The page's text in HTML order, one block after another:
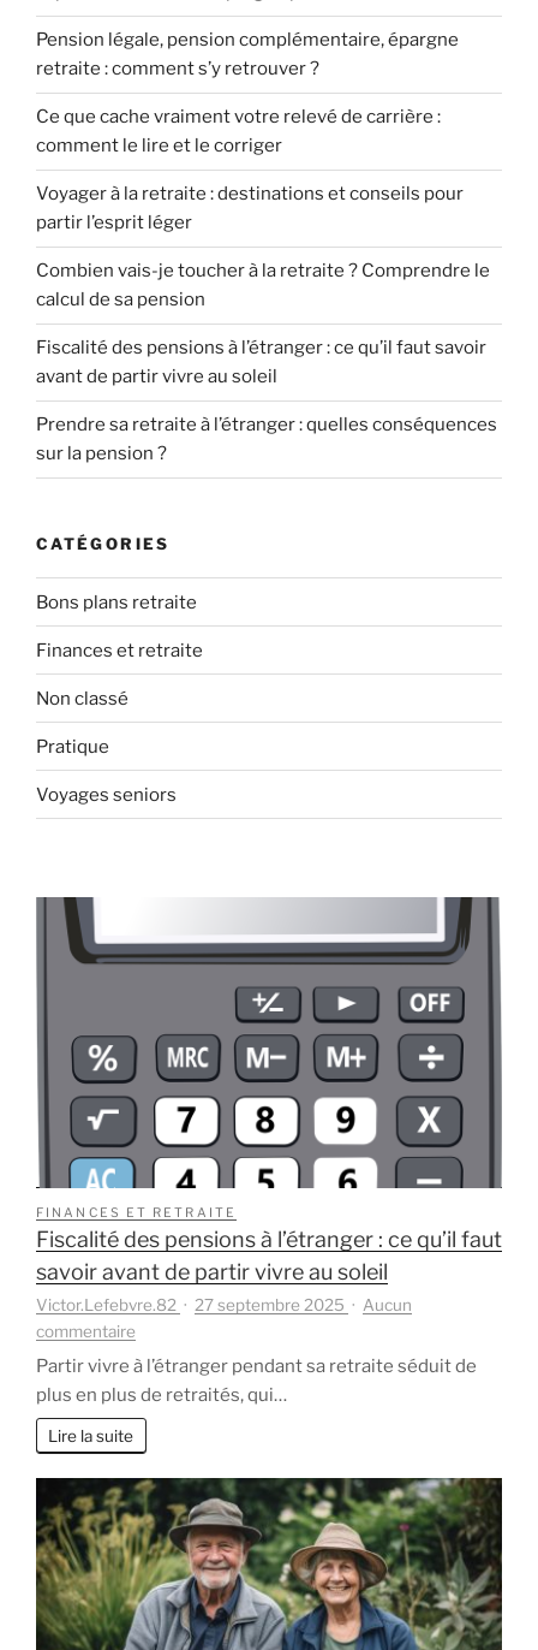
Pension légale, pension complémentaire, épargne
retraite : comment s’y retrouver ?
Ce que cache vraiment votre relevé de carrière :
comment le lire et le corriger
Voyager à la retraite : destinations et conseils pour
partir l’esprit léger
Combien vais-je toucher à la retraite ? Comprendre le
calcul de sa pension
Fiscalité des pensions à l’étranger : ce qu’il faut savoir
avant de partir vivre au soleil
Prendre sa retraite à l’étranger : quelles conséquences
sur la pension ?
CATÉGORIES
Bons plans retraite
Finances et retraite
Non classé
Pratique
Voyages seniors
FINANCES ET RETRAITE
Fiscalité des pensions à l’étranger : ce qu’il faut
savoir avant de partir vivre au soleil
Victor.Lefebvre.82 27 septembre 2025
Aucun
commentaire
Fiscalité
:
ce
qu’il
faut
savoir
avant
Partir vivre à l’étranger pendant sa retraite séduit de
plus en plus de retraités, qui…
Lire la suite